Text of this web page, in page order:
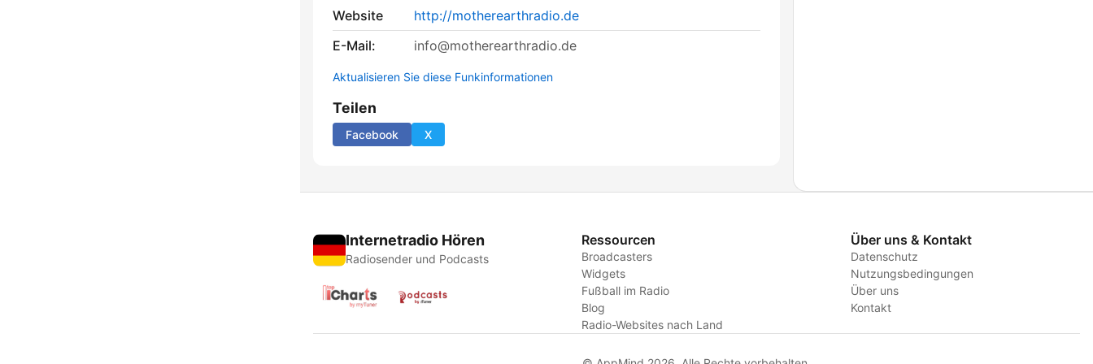
Website
http://motherearthradio.de
E-Mail:
info@motherearthradio.de
Aktualisieren Sie diese Funkinformationen
Teilen
Facebook X
Internetradio Hören
Radiosender und Podcasts
Ressourcen
Broadcasters
Widgets
Fußball im Radio
Blog
Radio-Websites nach Land
Über uns & Kontakt
Datenschutz
Nutzungsbedingungen
Über uns
Kontakt